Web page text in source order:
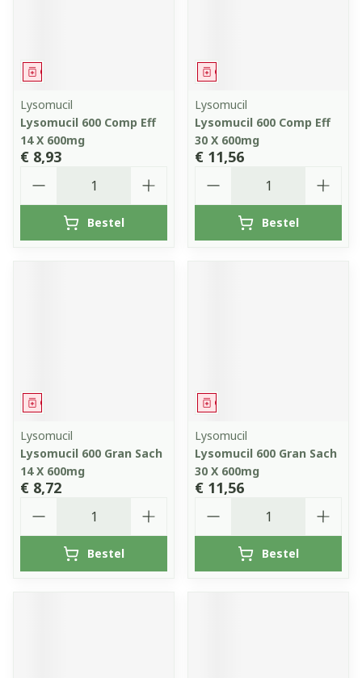
Geneesmiddel
Lysomucil
Lysomucil 600 Comp Eff
14 X 600mg
€ 8,93
Bestel
Geneesmiddel
Lysomucil
Lysomucil 600 Comp Eff
30 X 600mg
€ 11,56
Bestel
Geneesmiddel
Lysomucil
Lysomucil 600 Gran Sach
14 X 600mg
€ 8,72
Bestel
Geneesmiddel
Lysomucil
Lysomucil 600 Gran Sach
30 X 600mg
€ 11,56
Bestel